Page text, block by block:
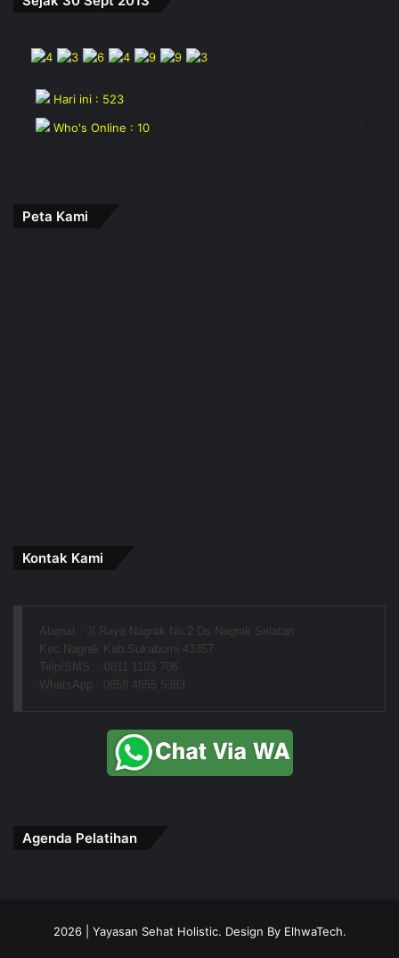
Hari ini : 523
Who's Online : 10
Peta Kami
Kontak Kami
Alamat : Jl.Raya Nagrak No.2 Ds.Nagrak Selatan
Kec.Nagrak Kab.Sukabumi 43357
Telp/SMS  : 0811 1103 706
WhatsApp : 0858 4655 5383
Agenda Pelatihan
2026 | Yayasan Sehat Holistic. Design By ElhwaTech.